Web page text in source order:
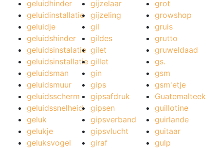
geluidhinder
geluidinstallatie
geluidje
geluidshinder
geluidsinstalatie
geluidsinstallatie
geluidsman
geluidsmuur
geluidsscherm
geluidssnelheid
geluk
gelukje
geluksvogel
gijzelaar
gijzeling
gil
gildes
gilet
gillet
gin
gips
gipsafdruk
gipsen
gipsverband
gipsvlucht
giraf
grot
growshop
gruis
grutto
gruweldaad
gs.
gsm
gsm'etje
Guatemalteek
guillotine
guirlande
guitaar
gulp